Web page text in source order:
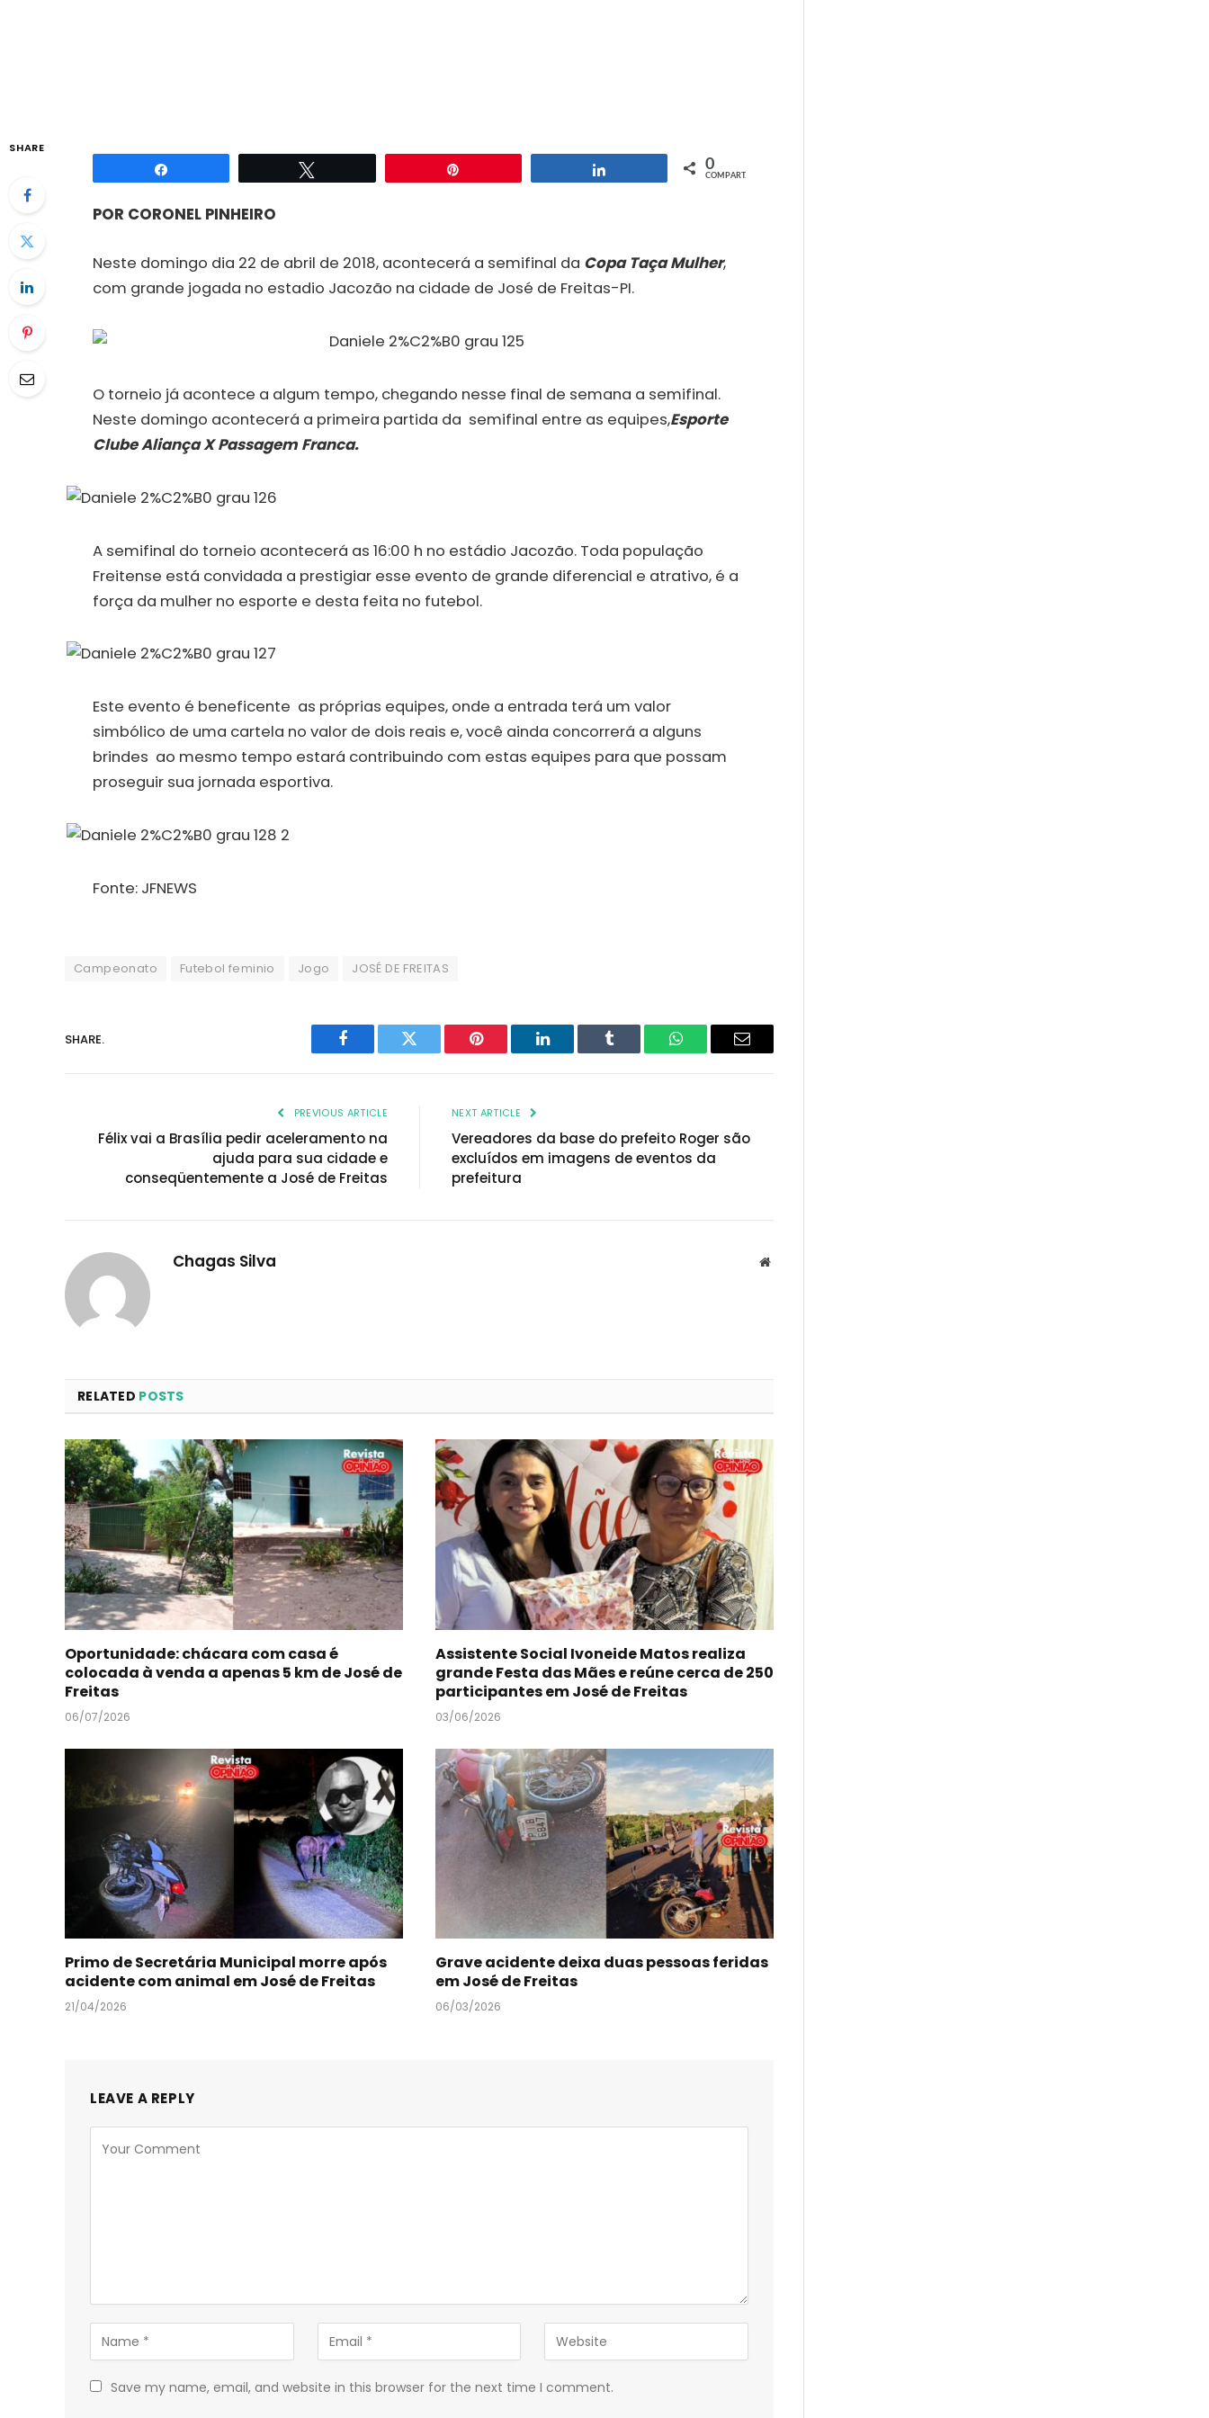
SHARE
Compartilhar 0
COMPART.
POR CORONEL PINHEIRO
Neste domingo dia 22 de abril de 2018, acontecerá a semifinal da Copa Taça Mulher,
com grande jogada no estadio Jacozão na cidade de José de Freitas-PI.
O torneio já acontece a algum tempo, chegando nesse final de semana a semifinal.
Neste domingo acontecerá a primeira partida da semifinal entre as equipes,Esporte
Clube Aliança X Passagem Franca.
A semifinal do torneio acontecerá as 16:00 h no estádio Jacozão. Toda população
Freitense está convidada a prestigiar esse evento de grande diferencial e atrativo, é a
força da mulher no esporte e desta feita no futebol.
Este evento é beneficente as próprias equipes, onde a entrada terá um valor
simbólico de uma cartela no valor de dois reais e, você ainda concorrerá a alguns
brindes ao mesmo tempo estará contribuindo com estas equipes para que possam
proseguir sua jornada esportiva.
Fonte: JFNEWS
Campeonato Futebol feminio Jogo JOSÉ DE FREITAS
SHARE.
Facebook Twitter Pinterest LinkedIn Tumblr WhatsAppEmail
PREVIOUS ARTICLE
Félix vai a Brasília pedir aceleramento na
ajuda para sua cidade e
conseqüentemente a José de Freitas
NEXT ARTICLE
Vereadores da base do prefeito Roger são
excluídos em imagens de eventos da
prefeitura
Chagas Silva Website
RELATED POSTS
Oportunidade: chácara com casa é
colocada à venda a apenas 5 km de José de
Freitas
06/07/2026
Assistente Social Ivoneide Matos realiza
grande Festa das Mães e reúne cerca de 250
participantes em José de Freitas
03/06/2026
Primo de Secretária Municipal morre após
acidente com animal em José de Freitas
21/04/2026
Grave acidente deixa duas pessoas feridas
em José de Freitas
06/03/2026
LEAVE A REPLY
Save my name, email, and website in this browser for the next time I comment.